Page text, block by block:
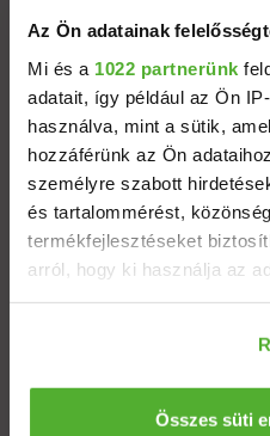
Az Ön adatainak
Mi és a 1022 partnerünk
adatait, így például az Ön
használva, mint a sütik,
hozzáférünk az Ön
személyre szabott
és tartalommérést,
termékfejlesztéseket
arról, hogy ki használja az
Információgyűjtés az
pár méteres
Az Ön készülékén
Összes süti
Eladó házak
Települések
Albérletek
Adatvédelem